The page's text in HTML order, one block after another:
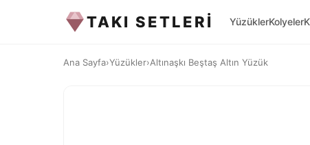
TAKI SETLERİ YüzüklerKolyeler
Ana Sayfa›Yüzükler›Altınaşkı Beştaş Altın Yüzük